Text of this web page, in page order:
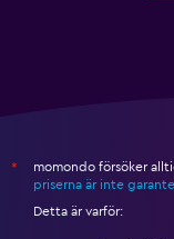
*
momondo försöker
priserna är inte
Detta är varför: